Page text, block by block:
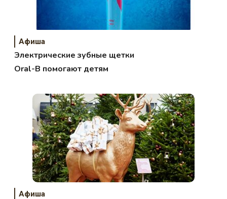
Афиша
Электрические зубные щетки
Oral-B помогают детям
Афиша